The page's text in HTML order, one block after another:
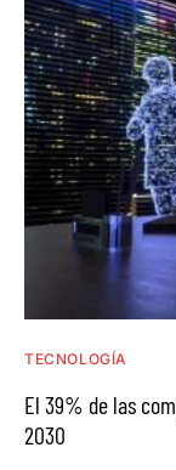
TECNOLOGÍA
El 39% de las
2030